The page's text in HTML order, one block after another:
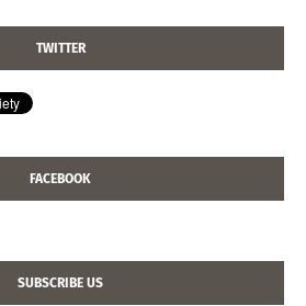
TWITTER
FACEBOOK
SUBSCRIBE US